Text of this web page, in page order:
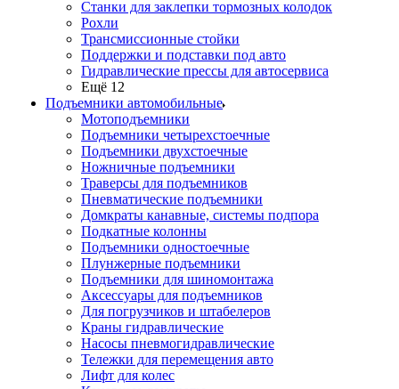
Cтанки для заклепки тормозных колодок
Рохли
Трансмиссионные стойки
Поддержки и подставки под авто
Гидравлические прессы для автосервиса
Ещё 12
Подъемники автомобильные
Мотоподъемники
Подъемники четырехстоечные
Подъемники двухстоечные
Ножничные подъемники
Траверсы для подъемников
Пневматические подъемники
Домкраты канавные, системы подпора
Подкатные колонны
Подъемники одностоечные
Плунжерные подъемники
Подъемники для шиномонтажа
Аксессуары для подъемников
Для погрузчиков и штабелеров
Краны гидравлические
Насосы пневмогидравлические
Тележки для перемещения авто
Лифт для колес